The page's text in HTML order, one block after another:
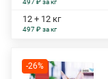
12 + 12 кг
497 ₽ за кг
-26%